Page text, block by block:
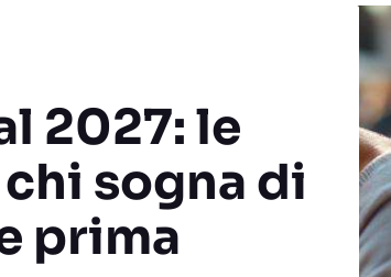
2027: le
sogna di
prima